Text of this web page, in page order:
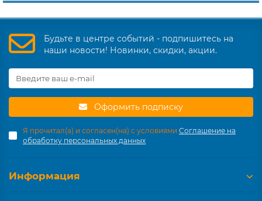
Будьте в центре событий - подпишитесь на
наши новости! Новинки, скидки, акции.
Оформить подписку
Я прочитал(а) и согласен(на) с условиями Соглашение на
обработку персональных данных
Информация